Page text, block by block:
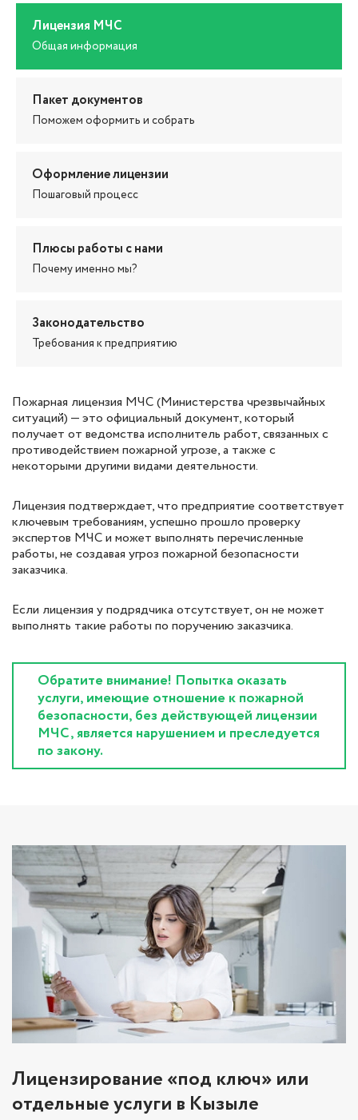
Лицензия МЧС
Общая информация
Пакет документов
Поможем оформить и собрать
Оформление лицензии
Пошаговый процесс
Плюсы работы с нами
Почему именно мы?
Законодательство
Требования к предприятию
Пожарная лицензия МЧС (Министерства чрезвычайных
ситуаций) — это официальный документ, который
получает от ведомства исполнитель работ, связанных с
противодействием пожарной угрозе, а также с
некоторыми другими видами деятельности.
Лицензия подтверждает, что предприятие соответствует
ключевым требованиям, успешно прошло проверку
экспертов МЧС и может выполнять перечисленные
работы, не создавая угроз пожарной безопасности
заказчика.
Если лицензия у подрядчика отсутствует, он не может
выполнять такие работы по поручению заказчика.
Обратите внимание! Попытка оказать
услуги, имеющие отношение к пожарной
безопасности, без действующей лицензии
МЧС, является нарушением и преследуется
по закону.
Лицензирование «под ключ» или
отдельные услуги в Кызыле